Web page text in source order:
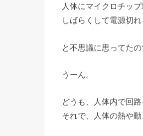
人体にマイクロチッ
しばらくして電源切れ
と不思議に思ってたの
うーん。
どうも、人体内で回路
それで、人体の熱や